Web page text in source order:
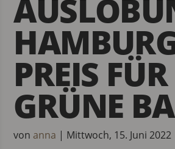
PREIS FÜR
GRÜNE
von anna | Mittwoch, 15. Juni 2022